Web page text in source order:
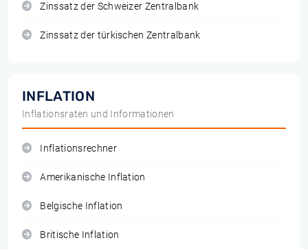
Zinssatz der Schweizer Zentralbank
Zinssatz der türkischen Zentralbank
INFLATION
Inflationsraten und Informationen
Inflationsrechner
Amerikanische Inflation
Belgische Inflation
Britische Inflation